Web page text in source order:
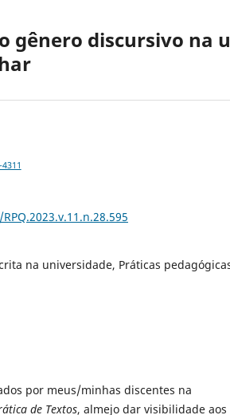
gênero discursivo na
na universidade, Práticas
por meus/minhas discentes na
de Textos, almejo dar visibilidade aos